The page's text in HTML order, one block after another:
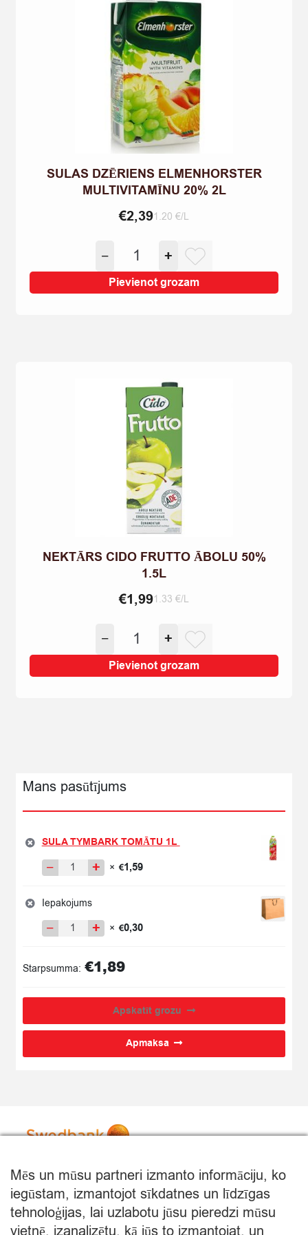
SULAS DZĒRIENS ELMENHORSTER
MULTIVITAMĪNU 20% 2L
€2,391.20 €/L
−
SULAS
DZĒRIENS
ELMENHORSTER
MULTIVITAMĪNU
+
Pievienot grozam
NEKTĀRS CIDO FRUTTO ĀBOLU 50%
1.5L
€1,991.33 €/L
−
NEKTĀRS
CIDO
FRUTTO
ĀBOLU
+
Pievienot grozam
Mans pasūtījums
SULA TYMBARK TOMĀTU 1L
−
SULA
TOMĀTU
1L
quantity
+ × €1,59
Iepakojums
−
Iepakojums+ × €0,30
Starpsumma: €1,89
Apskatīt grozu
Apmaksa
Mēs un mūsu partneri izmanto informāciju, ko
iegūstam, izmantojot sīkdatnes un līdzīgas
tehnoloģijas, lai uzlabotu jūsu pieredzi mūsu
vietnē, izanalizētu, kā jūs to izmantojat, un